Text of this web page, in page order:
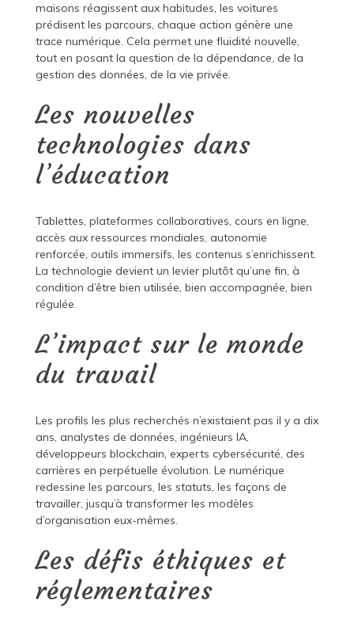
maisons réagissent aux habitudes, les voitures
prédisent les parcours, chaque action génère une
trace numérique. Cela permet une fluidité nouvelle,
tout en posant la question de la dépendance, de la
gestion des données, de la vie privée.
Les nouvelles
technologies dans
l’éducation
Tablettes, plateformes collaboratives, cours en ligne,
accès aux ressources mondiales, autonomie
renforcée, outils immersifs, les contenus s’enrichissent.
La technologie devient un levier plutôt qu’une fin, à
condition d’être bien utilisée, bien accompagnée, bien
régulée.
L’impact sur le monde
du travail
Les profils les plus recherchés n’existaient pas il y a dix
ans, analystes de données, ingénieurs IA,
développeurs blockchain, experts cybersécurité, des
carrières en perpétuelle évolution. Le numérique
redessine les parcours, les statuts, les façons de
travailler, jusqu’à transformer les modèles
d’organisation eux-mêmes.
Les défis éthiques et
réglementaires